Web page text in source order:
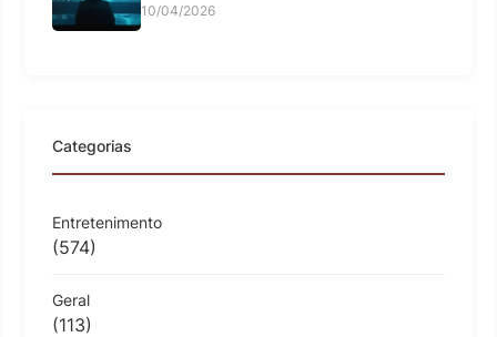
10/04/2026
Categorias
Entretenimento
(574)
Geral
(113)